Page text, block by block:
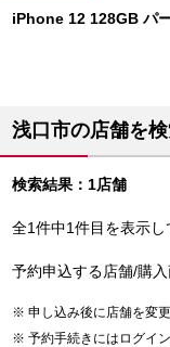
iPhone 12 128GB パ
浅口市の店舗を
検索結果：1店舗
全1件中1件目を表示
予約申込する店舗/購
申し込み後に店舗を変
予約手続きにはログイ